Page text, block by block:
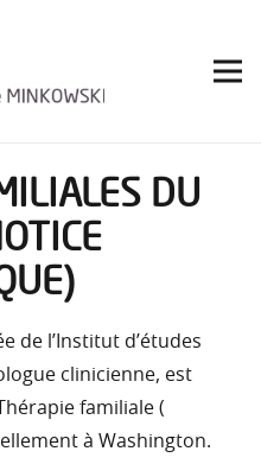
DU
de l’Institut d’études
clinicienne, est
familiale (
à Washington.